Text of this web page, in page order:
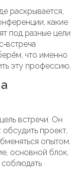
раскрывается,
какие
под разные цели
что именно
эту профессию.
встречи. Он
обсудить проект,
опытом.
основной блок,